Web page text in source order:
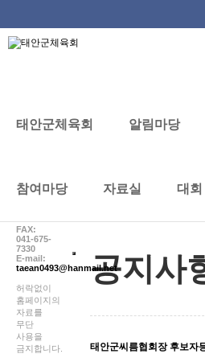
태안군체육회 알림마당
참여마당 자료실 대회
공지사
태안군씨름협회장 후보자
672-
FAX:
041-675-
7330
E-mail:
taean0493@hanmail.net
허락없이
홈페이지의
자료를
무단
사용을
금지합니다.